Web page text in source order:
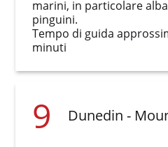
marini, in particolare
pinguini.
Tempo di guida
minuti
9 Dunedin -